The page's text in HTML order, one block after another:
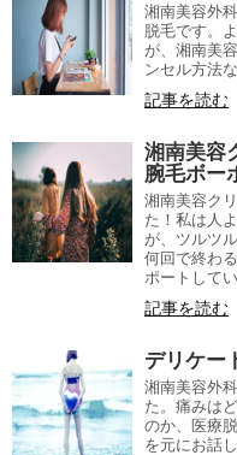
湘南美容外
脱毛です。
が、湘南美
ンセル方法
記事を読む
湘南美容
腕毛ボー
湘南美容ク
た！私は人
が、ツルツ
何回で終わ
ポートして
記事を読む
デリケー
湘南美容外
た。痛みは
のか、医療
を元にお話